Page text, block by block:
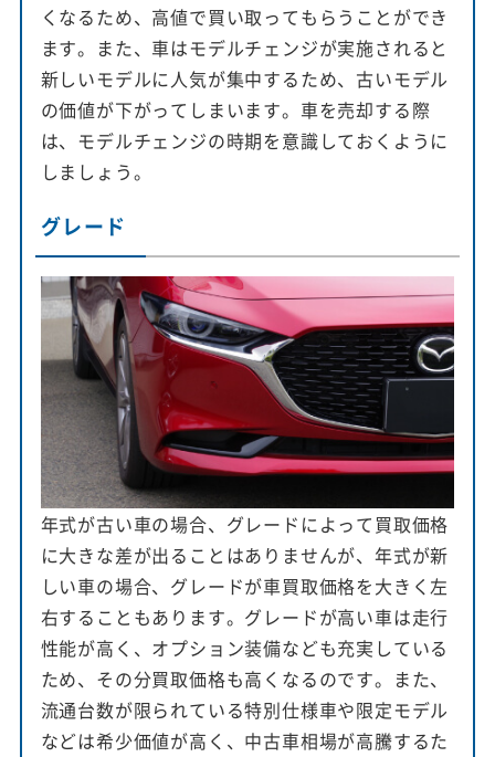
くなるため、高値で買い取ってもらうことができ
ます。また、車はモデルチェンジが実施されると
新しいモデルに人気が集中するため、古いモデル
の価値が下がってしまいます。車を売却する際
は、モデルチェンジの時期を意識しておくように
しましょう。
グレード
年式が古い車の場合、グレードによって買取価格
に大きな差が出ることはありませんが、年式が新
しい車の場合、グレードが車買取価格を大きく左
右することもあります。グレードが高い車は走行
性能が高く、オプション装備なども充実している
ため、その分買取価格も高くなるのです。また、
流通台数が限られている特別仕様車や限定モデル
などは希少価値が高く、中古車相場が高騰するた